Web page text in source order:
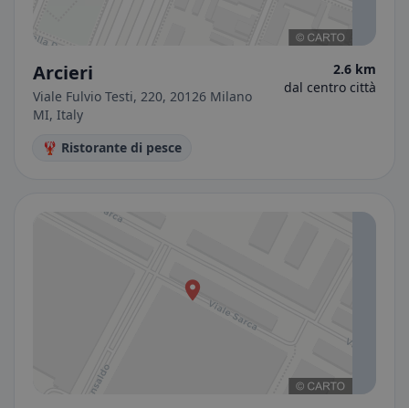
Arcieri
Viale Fulvio Testi, 220, 20126 Milano
MI, Italy
2.6 km
dal centro città
🦞 Ristorante di pesce